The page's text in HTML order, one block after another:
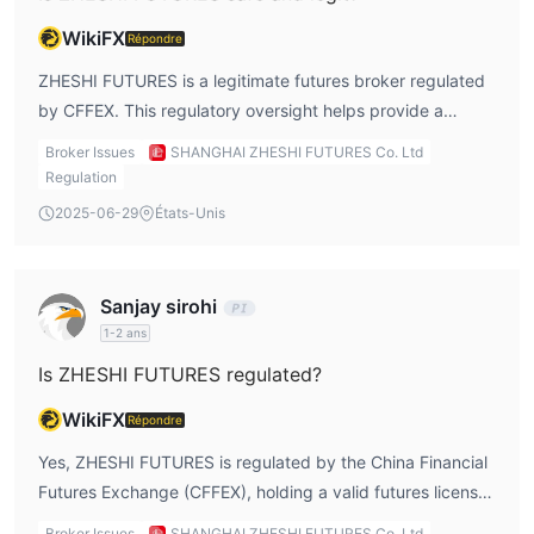
WikiFXRépondre
ZHESHI FUTURES is a legitimate futures broker regulated
by CFFEX. This regulatory oversight helps provide a
secure trading environment for investors.
Broker Issues
SHANGHAI ZHESHI FUTURES Co. Ltd
Regulation
2025-06-29
États-Unis
Sanjay sirohi
1-2 ans
Is ZHESHI FUTURES regulated?
WikiFXRépondre
Yes, ZHESHI FUTURES is regulated by the China Financial
Futures Exchange (CFFEX), holding a valid futures license
with the license number 0148.